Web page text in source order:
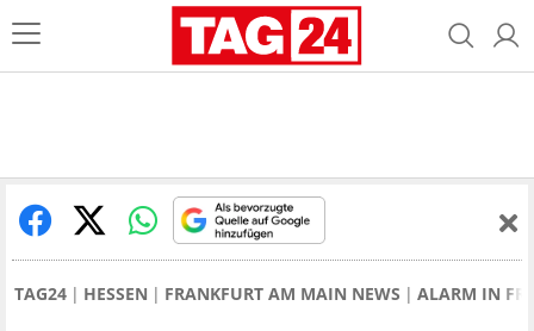
TAG24 HESSEN FRANKFURT AM MAIN NEWS ALARM IN